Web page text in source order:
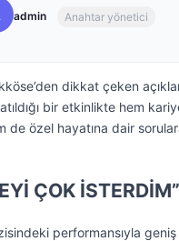
admin Anahtar yönetici
dikkat çeken
bir etkinlikte hem
de özel hayatına dair
ÇOK İSTERDİM”
performansıyla